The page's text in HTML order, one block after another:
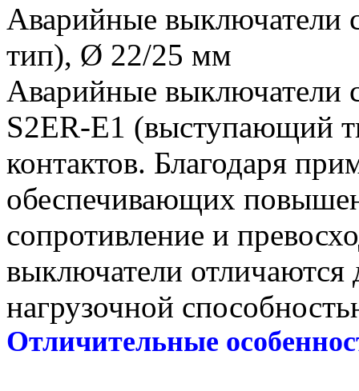
Аварийные
тип), Ø 22/25 мм
Аварийные
S2ER-E1 (выступающий
контактов. Благодаря
обеспечивающих
сопротивление и
выключатели отличаются
нагрузочной
Отличительные